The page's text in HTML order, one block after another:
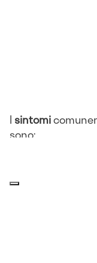
I sintomi
sono: